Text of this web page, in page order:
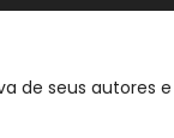
de seus autores